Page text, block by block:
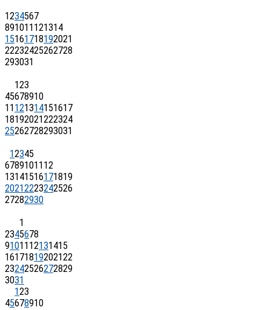
1234567
891011 121314
15161718192021
22232425262728
293031
123
45678910
11 121314151617
18192021222324
25262728293031
12345
67891011 12
13141516171819
20212223242526
27282930
1
2345678
91011 12131415
16171819202122
23242526272829
3031
123
45678910